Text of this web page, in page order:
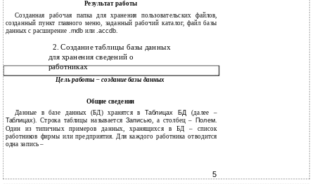
Результат работы
Созданная рабочая папка для хранения пользовательских файлов,
созданный пункт главного меню, заданный рабочий каталог, файл базы
данных с расширение .mdbили.accdb.
2. Создание таблицы базы данных
для хранения сведений о
работниках
Цель работы – создание базы данных
Общие сведения
Данные в базе данных (БД) хранятся в Таблицах БД(далее –
Таблицах). Строка таблицы называется Записью, а столбец – Полем.
Один из типичных примеров данных, хранящихся в БД – список
работников фирмы или предприятия. Для каждого работника отводится
одна запись –
5